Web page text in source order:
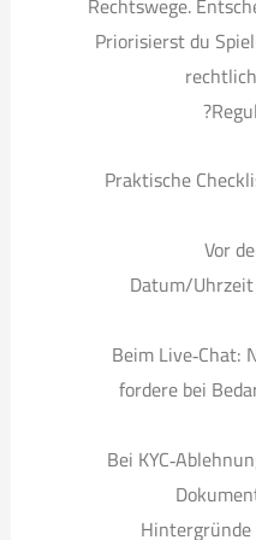
Priorisierst du
Praktische
Vor
Datum/Uhrzeit
Beim
fordere bei
Bei